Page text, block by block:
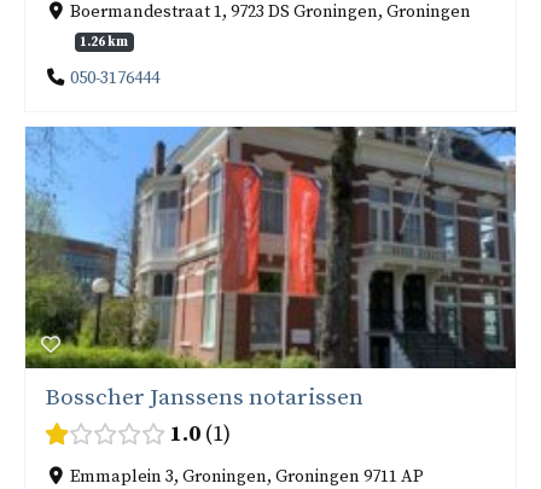
Boermandestraat 1, 9723 DS Groningen, Groningen
1.26 km
050-3176444
Bosscher Janssens notarissen
1.0 1
Emmaplein 3, Groningen, Groningen 9711 AP